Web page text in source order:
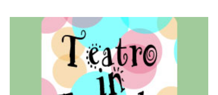
per far condividere e godere del teatro all’intera
famiglia.
Continua